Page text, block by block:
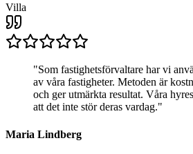
Villa
"Som fastighetsförvaltare har vi
av våra fastigheter. Metoden är
och ger utmärkta resultat. Våra
att det inte stör deras vardag."
Maria Lindberg